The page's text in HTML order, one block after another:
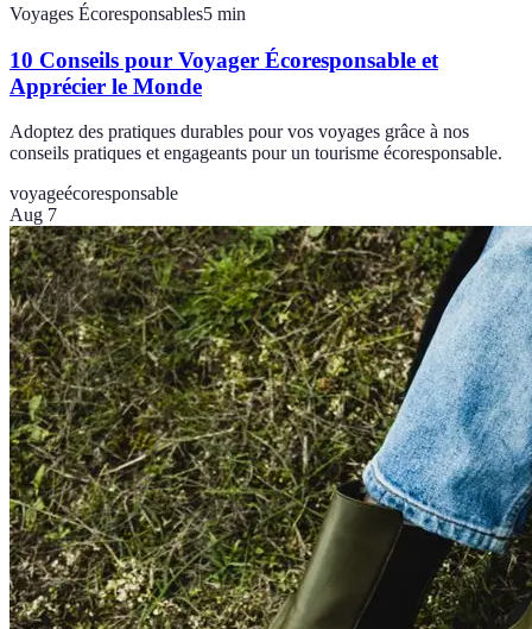
Voyages Écoresponsables5 min
10 Conseils pour Voyager Écoresponsable et
Apprécier le Monde
Adoptez des pratiques durables pour vos voyages grâce à nos
conseils pratiques et engageants pour un tourisme écoresponsable.
voyageécoresponsable
Aug 7